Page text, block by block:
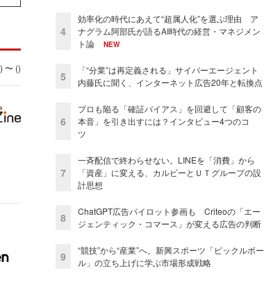
〜 ()
4
効率化の時代にあえて“超属人化”を選ぶ理由 ア
ナグラム阿部氏が語るAI時代の経営・マネジメン
ト論
NEW
5
「“分業”は再定義される」サイバーエージェント
内藤氏に聞く、インターネット広告20年と転換点
6
プロも陥る「確証バイアス」を回避して「顧客の
本音」を引き出すには？インタビュー4つのコ
ツ
7
一斉配信で終わらせない。LINEを「消費」から
「資産」に変える、カルビーとＵＴグループの設
計思想
8
ChatGPT広告パイロット参画も Criteoの「エー
ジェンティック・コマース」が変える広告の判断
9
“競技”から“産業”へ。新興スポーツ「ピックルボー
ル」の立ち上げに学ぶ市場形成戦略